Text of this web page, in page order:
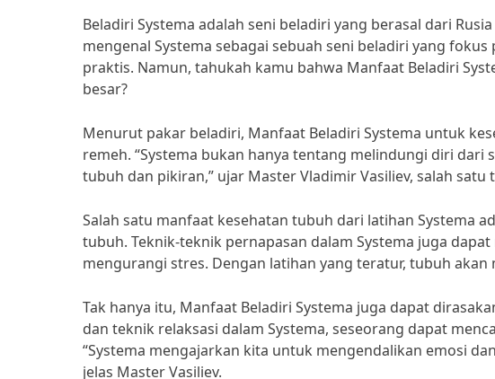
Beladiri Systema adalah seni beladiri yang berasal dari
mengenal Systema sebagai sebuah seni beladiri yang
praktis. Namun, tahukah kamu bahwa Manfaat Beladiri
besar?
Menurut pakar beladiri, Manfaat Beladiri Systema untuk
remeh. “Systema bukan hanya tentang melindungi diri
tubuh dan pikiran,” ujar Master Vladimir Vasiliev, salah
Salah satu manfaat kesehatan tubuh dari latihan Systema
tubuh. Teknik-teknik pernapasan dalam Systema juga
mengurangi stres. Dengan latihan yang teratur, tubuh akan
Tak hanya itu, Manfaat Beladiri Systema juga dapat
dan teknik relaksasi dalam Systema, seseorang dapat
“Systema mengajarkan kita untuk mengendalikan emosi
jelas Master Vasiliev.